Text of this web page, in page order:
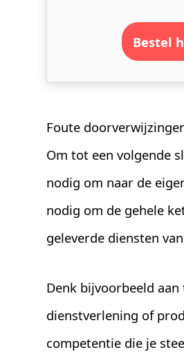
Bestel
Foute
Om tot een volgende
nodig om naar de
nodig om de gehele
geleverde diensten
Denk bijvoorbeeld
dienstverlening of
competentie die je